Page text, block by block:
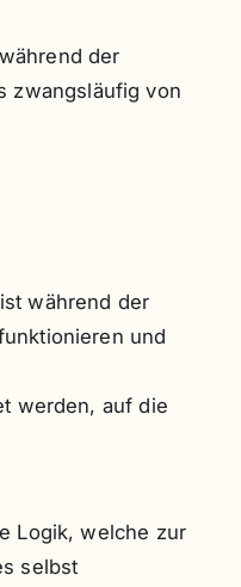
der
zwangsläufig von
während der
und
werden, auf die
Logik, welche zur
selbst